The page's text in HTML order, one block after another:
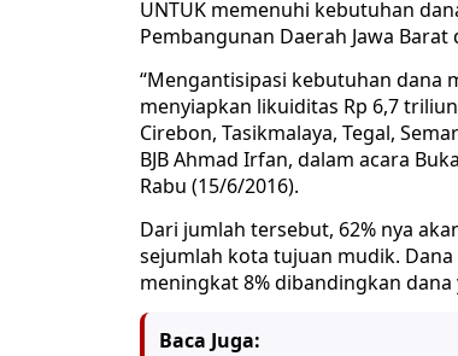
UNTUK memenuhi kebutuhan
Pembangunan Daerah Jawa Barat
“Mengantisipasi kebutuhan dana
menyiapkan likuiditas Rp 6,7
Cirebon, Tasikmalaya, Tegal,
BJB Ahmad Irfan, dalam acara
Rabu (15/6/2016).
Dari jumlah tersebut, 62% nya
sejumlah kota tujuan mudik.
meningkat 8% dibandingkan
Baca Juga: